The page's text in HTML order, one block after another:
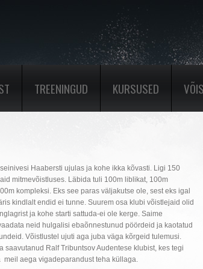
TREENINGUD KURSUSED
Haabersti ujulas ja kohe ikka kõvasti. Ligi 150
mitmevõistluses. Läbida tuli 100m liblikat, 100m
kompleksi. Eks see paras väljakutse ole, sest eks igal
kindlalt endid ei tunne. Suurem osa klubi võistlejaid olid
ja kohe starti sattuda-ei ole kerge. Saime
neid hulgalisi ebaõnnestunud pöördeid ja kaotatud
Võistlustel ujuti aga juba väga kõrgeid tulemusi.
saavutanud Ralf Tribuntsov Audentese klubist, kes tegi
aega vigadeparandust teha küllaga.